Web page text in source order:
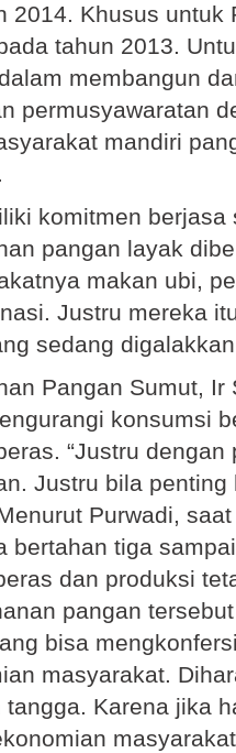
2014. Khusus untuk
tahun 2013.
membangun
permusyawaratan
mandiri
komitmen
pangan layak
makan ubi,
Justru mereka
sedang
Pangan Sumut, Ir
konsumsi
“Justru
Justru bila
Purwadi,
bertahan tiga
dan produksi
pangan
bisa
masyarakat.
Karena jika